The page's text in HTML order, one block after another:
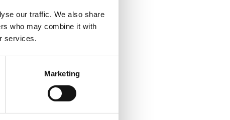
our traffic. We also share
who may combine it with
services.
Marketing